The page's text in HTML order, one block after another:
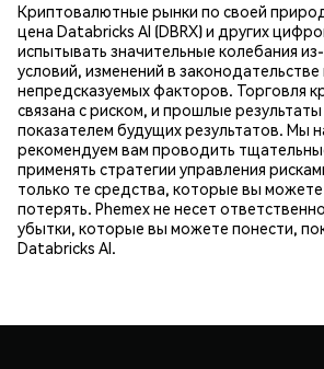
Криптовалютные рынки по своей
цена Databricks AI (DBRX) и других
испытывать значительные колебания
условий, изменений в законодательстве
непредсказуемых факторов. Торговля
связана с риском, и прошлые
показателем будущих результатов. Мы
рекомендуем вам проводить
применять стратегии управления
только те средства, которые вы
потерять. Phemex не несет
убытки, которые вы можете понести,
Databricks AI.